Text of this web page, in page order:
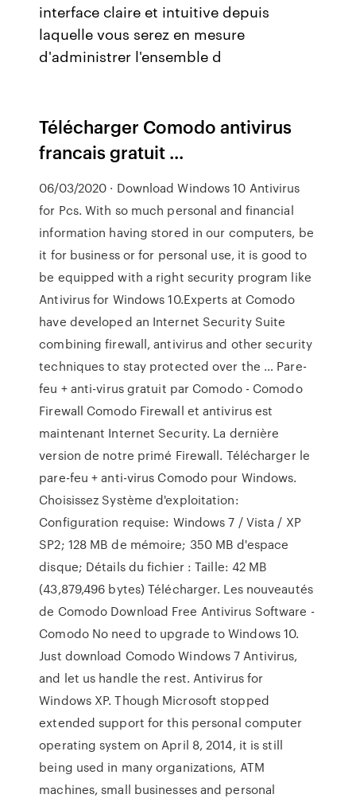
interface claire et intuitive depuis
laquelle vous serez en mesure
d'administrer l'ensemble d
Télécharger Comodo antivirus
francais gratuit ...
06/03/2020 · Download Windows 10 Antivirus
for Pcs. With so much personal and financial
information having stored in our computers, be
it for business or for personal use, it is good to
be equipped with a right security program like
Antivirus for Windows 10.Experts at Comodo
have developed an Internet Security Suite
combining firewall, antivirus and other security
techniques to stay protected over the … Pare-
feu + anti-virus gratuit par Comodo - Comodo
Firewall Comodo Firewall et antivirus est
maintenant Internet Security. La dernière
version de notre primé Firewall. Télécharger le
pare-feu + anti-virus Comodo pour Windows.
Choisissez Système d'exploitation:
Configuration requise: Windows 7 / Vista / XP
SP2; 128 MB de mémoire; 350 MB d'espace
disque; Détails du fichier : Taille: 42 MB
(43,879,496 bytes) Télécharger. Les nouveautés
de Comodo Download Free Antivirus Software -
Comodo No need to upgrade to Windows 10.
Just download Comodo Windows 7 Antivirus,
and let us handle the rest. Antivirus for
Windows XP. Though Microsoft stopped
extended support for this personal computer
operating system on April 8, 2014, it is still
being used in many organizations, ATM
machines, small businesses and personal